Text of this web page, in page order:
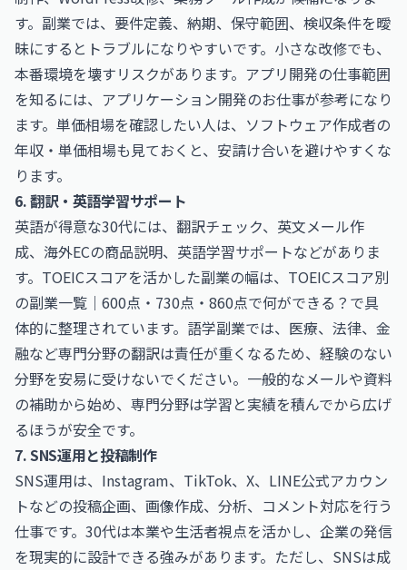
す。副業では、要件定義、納期、保守範囲、検収条件を曖
昧にするとトラブルになりやすいです。小さな改修でも、
本番環境を壊すリスクがあります。アプリ開発の仕事範囲
を知るには、 アプリケーション開発のお仕事が参考になり
ます。単価相場を確認したい人は、 ソフトウェア作成者の
年収・単価相場も見ておくと、安請け合いを避けやすくな
ります。
6. 翻訳・英語学習サポート
英語が得意な30代には、翻訳チェック、英文メール作
成、海外ECの商品説明、英語学習サポートなどがありま
す。TOEICスコアを活かした副業の幅は、 TOEICスコア別
の副業一覧｜600点・730点・860点で何ができる？ で具
体的に整理されています。語学副業では、医療、法律、金
融など専門分野の翻訳は責任が重くなるため、経験のない
分野を安易に受けないでください。一般的なメールや資料
の補助から始め、専門分野は学習と実績を積んでから広げ
るほうが安全です。
7. SNS運用と投稿制作
SNS運用は、Instagram、TikTok、X、LINE公式アカウン
トなどの投稿企画、画像作成、分析、コメント対応を行う
仕事です。30代は本業や生活者視点を活かし、企業の発信
を現実的に設計できる強みがあります。ただし、SNSは成